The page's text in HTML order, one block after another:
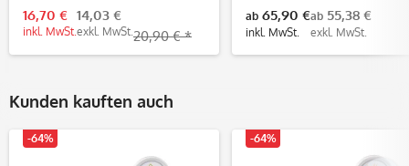
16,70 €
inkl. MwSt.
14,03 €
exkl. MwSt. 20,90 € *
ab 65,90 €
inkl. MwSt.
ab 55,38 €
exkl. MwSt.
Kunden kauften auch
-64% -64%